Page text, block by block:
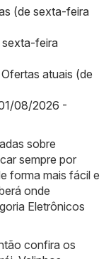
(de sexta-feira
sexta-feira
atuais (de
08/2026 -
sobre
sempre por
forma mais fácil e
onde
Eletrônicos
confira os